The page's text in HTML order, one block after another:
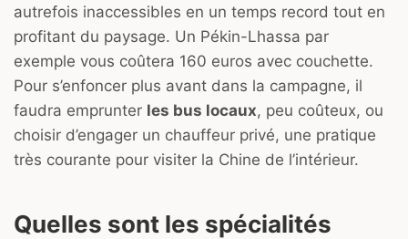
autrefois inaccessibles en un temps record tout en
profitant du paysage. Un Pékin-Lhassa par
exemple vous coûtera 160 euros avec couchette.
Pour s’enfoncer plus avant dans la campagne, il
faudra emprunter les bus locaux, peu coûteux, ou
choisir d’engager un chauffeur privé, une pratique
très courante pour visiter la Chine de l’intérieur.
Quelles sont les spécialités